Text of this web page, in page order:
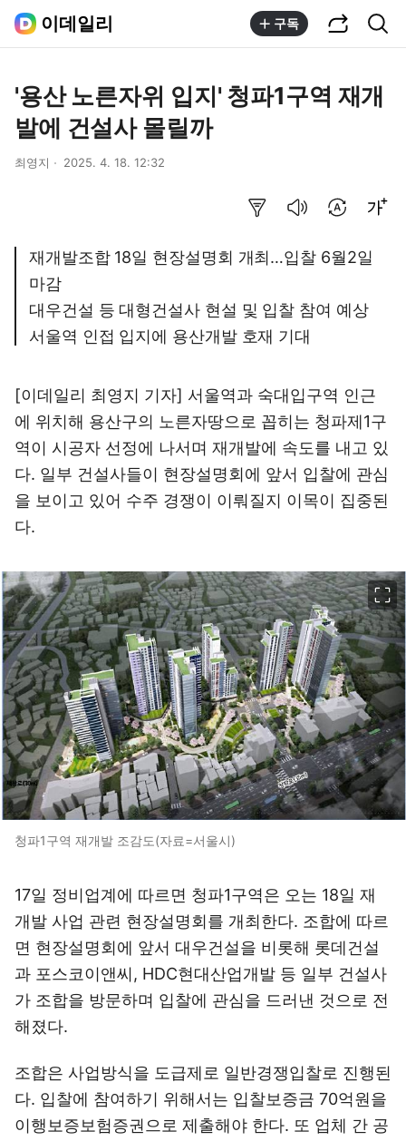
이데일리 구독
'용산 노른자위 입지' 청파1구역 재개
발에 건설사 몰릴까
최영지 2025. 4. 18. 12:32
재개발조합 18일 현장설명회 개최…입찰 6월2일
마감
대우건설 등 대형건설사 현설 및 입찰 참여 예상
서울역 인접 입지에 용산개발 호재 기대
[이데일리 최영지 기자] 서울역과 숙대입구역 인근
에 위치해 용산구의 노른자땅으로 꼽히는 청파제1구
역이 시공자 선정에 나서며 재개발에 속도를 내고 있
다. 일부 건설사들이 현장설명회에 앞서 입찰에 관심
을 보이고 있어 수주 경쟁이 이뤄질지 이목이 집중된
다.
청파1구역 재개발 조감도(자료=서울시)
17일 정비업계에 따르면 청파1구역은 오는 18일 재
개발 사업 관련 현장설명회를 개최한다. 조합에 따르
면 현장설명회에 앞서 대우건설을 비롯해 롯데건설
과 포스코이앤씨, HDC현대산업개발 등 일부 건설사
가 조합을 방문하며 입찰에 관심을 드러낸 것으로 전
해졌다.
조합은 사업방식을 도급제로 일반경쟁입찰로 진행된
다. 입찰에 참여하기 위해서는 입찰보증금 70억원을
이행보증보험증권으로 제출해야 한다. 또 업체 간 공